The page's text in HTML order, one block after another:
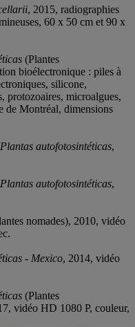
, 2015, radiographies
60 x 50 cm et 90 x
(Plantes
bioélectronique : piles à
silicone,
protozoaires, microalgues,
de Montréal, dimensions
autofotosintéticas,
autofotosintéticas,
nomades), 2010, vidéo
- Mexico, 2014, vidéo
(Plantes
vidéo HD 1080 P, couleur,